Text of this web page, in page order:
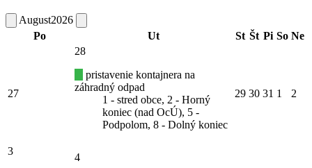
August2026
Po
Ut St Št Pi So Ne
27
28
pristavenie kontajnera na
záhradný odpad
1 - stred obce, 2 - Horný
koniec (nad OcÚ), 5 -
Podpolom, 8 - Dolný koniec
29 30 31 1 2
3
4